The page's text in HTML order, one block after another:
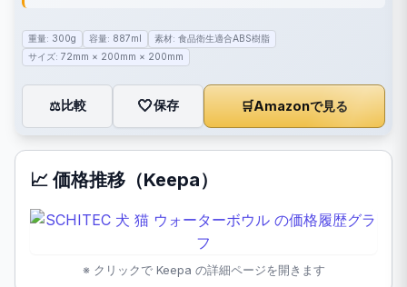
重量: 300g 容量: 887ml
素材: 食品衛生適合ABS樹脂
サイズ: 72mm × 200mm × 200mm
⚖️比較 🤍保存 🛒Amazonで見る
📈 価格推移（Keepa）
※ クリックで Keepa の詳細ページを開きます